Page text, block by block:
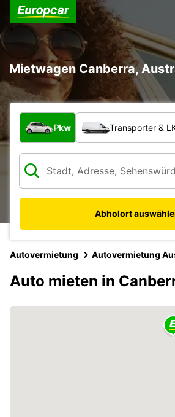
Mietwagen Canberra,
Welche Art von Fahrzeug?
Pkw Transporter &
Abholort
Autovermietung Autovermietung
Auto mieten in